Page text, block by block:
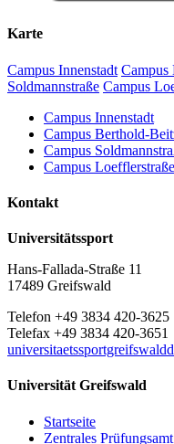
Karte
Campus Innenstadt Campus
Soldmannstraße Campus
Campus Innenstadt
Campus Berthold-
Campus
Campus Loefflerstraße
Kontakt
Universitätssport
Hans-Fallada-Straße 11
17489 Greifswald
Telefon +49 3834 420-3625
Telefax +49 3834 420-3651
Universität Greifswald
Startseite
Zentrales Prüfungsamt